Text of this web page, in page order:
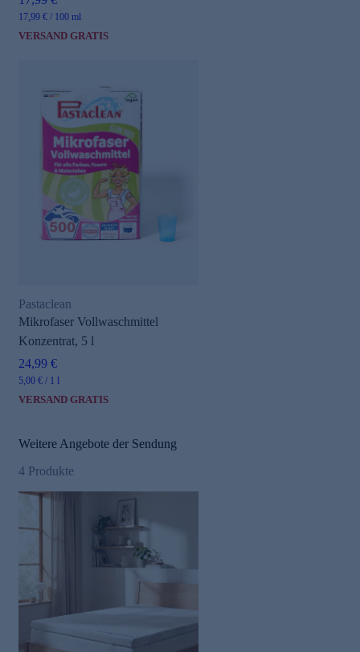
17,99 € / 100 ml
VERSAND GRATIS
Pastaclean
Mikrofaser Vollwaschmittel
Konzentrat, 5 l
24,99 €
5,00 € / 1 l
VERSAND GRATIS
Weitere Angebote der Sendung
4 Produkte